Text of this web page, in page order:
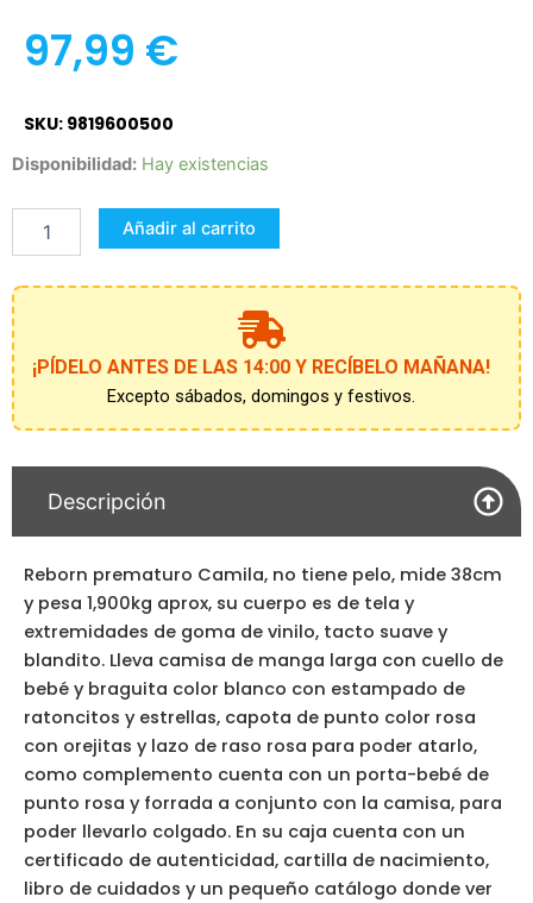
97,99 €
SKU: 9819600500
Disponibilidad: Hay existencias
Reborn
Camila,
camisa,
pantalón
porta-
bebé
-
38cm
cantidad
Añadir al carrito
¡PÍDELO ANTES DE LAS 14:00 Y RECÍBELO MAÑANA!
Excepto sábados, domingos y festivos.
Descripción
Reborn prematuro Camila, no tiene pelo, mide 38cm
y pesa 1,900kg aprox, su cuerpo es de tela y
extremidades de goma de vinilo, tacto suave y
blandito. Lleva camisa de manga larga con cuello de
bebé y braguita color blanco con estampado de
ratoncitos y estrellas, capota de punto color rosa
con orejitas y lazo de raso rosa para poder atarlo,
como complemento cuenta con un porta-bebé de
punto rosa y forrada a conjunto con la camisa, para
poder llevarlo colgado. En su caja cuenta con un
certificado de autenticidad, cartilla de nacimiento,
libro de cuidados y un pequeño catálogo donde ver